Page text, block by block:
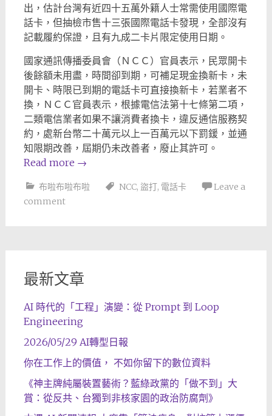
出，估計台灣有近四十五萬外籍人士常需使用國際電
話卡，但抽檢市售十三張國際電話卡發現，全部沒有
記載履約保證，且有九成二卡片限定使用日期。
國家通訊傳播委員會（ＮＣＣ）官員表示，民眾開卡
後餘額未用盡，時間卻到期，可補足現金換新卡，未
開卡、時限已到期的電話卡可直接換新卡，若業者不
換，ＮＣＣ官員表示，根據電信法第十七條第二項，
二類電信業者如果不讓消費者換卡，違反通信服務契
約，處新台幣二十萬元以上一百萬元以下罰鍰，並通
知限期改善，屆期仍未改善者，廢止其許可。
Read more →
布啦布啦布啦 NCC, 盜打, 電話卡
Leave a
comment
最新文章
AI 時代的「工程」演變：從 Prompt 到 Loop
Engineering
2026/05/29 AI轉型日報
你在工作上的價值， 不如你留下的數位資料
《神主牌純屬裝置藝術？藍綠政黨的「做不到」大
賞：從反共、台獨到非核家園的政治防腐劑》